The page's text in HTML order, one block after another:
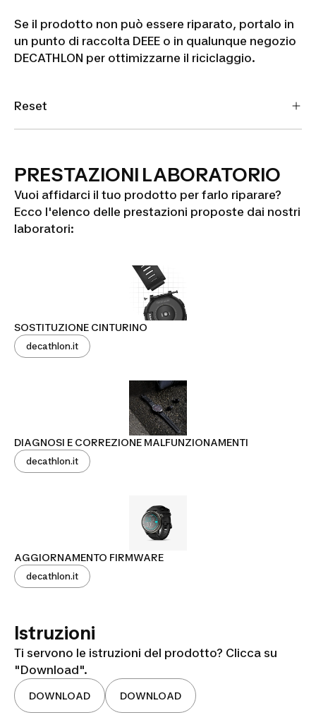
Se il prodotto non può essere riparato, portalo in
un punto di raccolta DEEE o in qualunque negozio
DECATHLON per ottimizzarne il riciclaggio.
Reset
PRESTAZIONI LABORATORIO
Vuoi affidarci il tuo prodotto per farlo riparare?
Ecco l'elenco delle prestazioni proposte dai nostri
laboratori:
SOSTITUZIONE CINTURINO
decathlon.it
DIAGNOSI E CORREZIONE MALFUNZIONAMENTI
decathlon.it
AGGIORNAMENTO FIRMWARE
decathlon.it
Istruzioni
Ti servono le istruzioni del prodotto? Clicca su
"Download".
DOWNLOAD DOWNLOAD